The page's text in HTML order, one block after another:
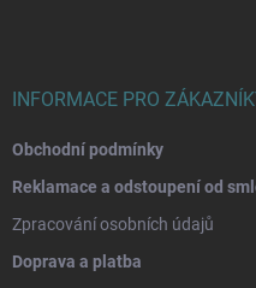
INFORMACE PRO
Obchodní podmínky
Reklamace a odstoupení od
Zpracování osobních údajů
Doprava a platba